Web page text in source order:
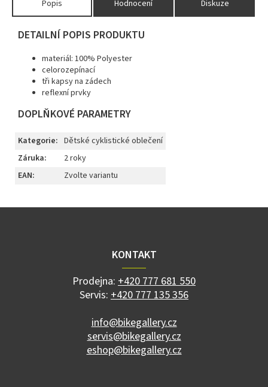
Popis Hodnocení Diskuze
DETAILNÍ POPIS PRODUKTU
materiál: 100% Polyester
celorozepínací
tři kapsy na zádech
reflexní prvky
DOPLŇKOVÉ PARAMETRY
Kategorie: Dětské cyklistické oblečení
Záruka:
2 roky
EAN: Zvolte variantu
Z
KONTAKT
Prodejna: +420 777 681 550
Servis: +420 777 135 356
info@bikegallery.cz
servis@bikegallery.cz
eshop@bikegallery.cz